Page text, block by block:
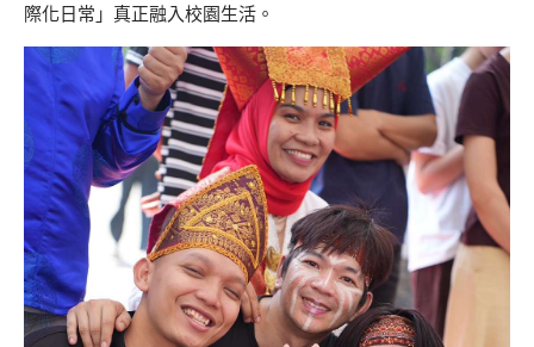
際化日常」真正融入校園生活。